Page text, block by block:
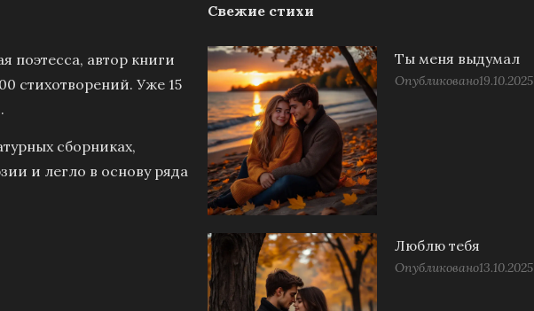
поэтесса, автор книги
стихотворений. Уже 15
сборниках,
и легло в основу ряда
Свежие стихи
Ты меня выдумал
Опубликовано19.10.2025
Люблю тебя
Опубликовано13.10.2025